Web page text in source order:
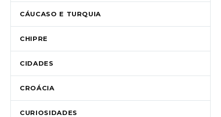
CÁUCASO E TURQUIA
CHIPRE
CIDADES
CROÁCIA
CURIOSIDADES